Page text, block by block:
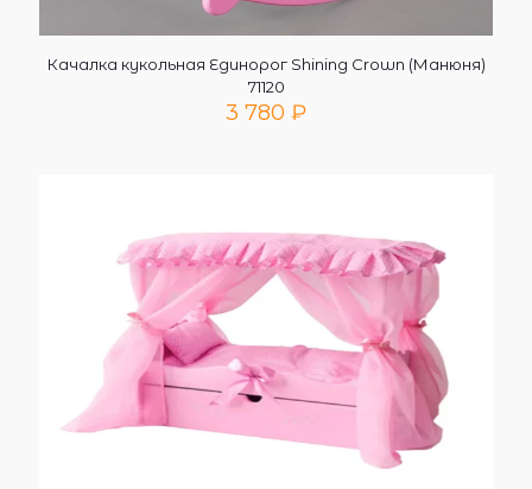
Качалка кукольная Единорог Shining Crown (Манюня)
71120
3 780 ₽